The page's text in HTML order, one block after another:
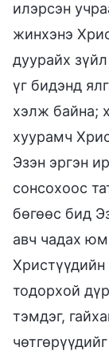
илэрсэн
жинхэнэ
дуурайх
үг бидэнд
хэлж байна;
хуурамч
Эзэн эргэн
сонсохоос
бөгөөс бид
авч чадах
тодорхой
тэмдэг,